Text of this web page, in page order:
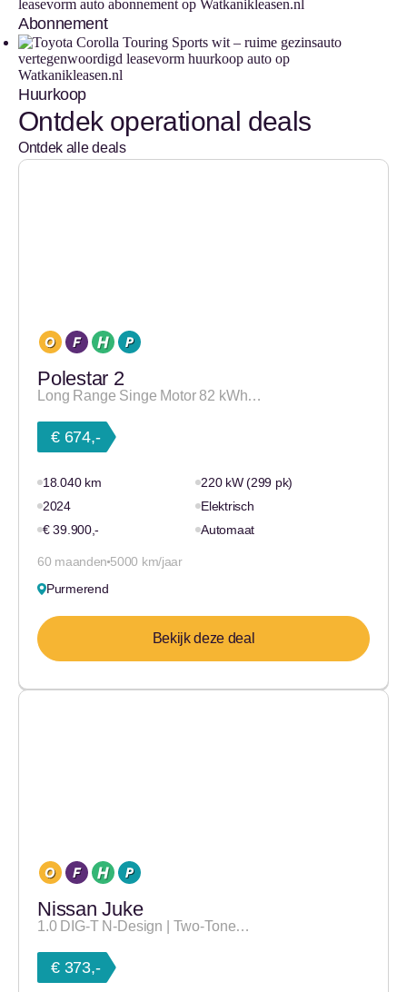
Abonnement
Huurkoop
Ontdek operational deals
Ontdek alle deals
Polestar 2
Long Range Singe Motor 82 kWh…
€ 674,-
18.040 km
220 kW (299 pk)
2024
Elektrisch
€ 39.900,-
Automaat
60 maanden 5000 km/jaar
Purmerend
Bekijk deze deal
Nissan Juke
1.0 DIG-T N-Design | Two-Tone…
€ 373,-